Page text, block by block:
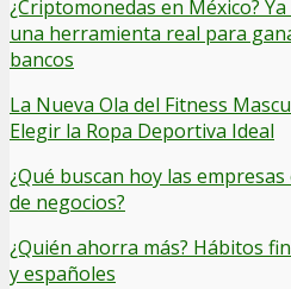
¿Criptomonedas en México?
una herramienta real para
bancos
La Nueva Ola del Fitness
Elegir la Ropa Deportiva Ideal
¿Qué buscan hoy las
de negocios?
¿Quién ahorra más? Hábitos
y españoles